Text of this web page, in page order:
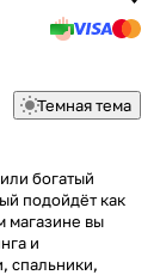
Темная тема
богатый
подойдёт как
магазине вы
и
спальники,